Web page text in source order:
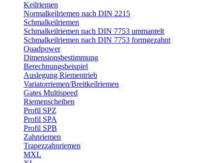
Keilriemen
Normalkeilriemen nach DIN 2215
Schmalkeilriemen
Schmalkeilriemen nach DIN 7753 ummantelt
Schmalkeilriemen nach DIN 7753 formgezahnt
Quadpower
Dimensionsbestimmung
Berechnungsbeispiel
Auslegung Riementrieb
Variatorriemen/Breitkeilriemen
Gates Multispeed
Riemenscheiben
Profil SPZ
Profil SPA
Profil SPB
Zahnriemen
Trapezzahnriemen
MXL